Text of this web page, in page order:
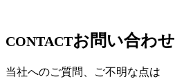
CONTACTお問い合わせ
当社へのご質問、ご不明な点は